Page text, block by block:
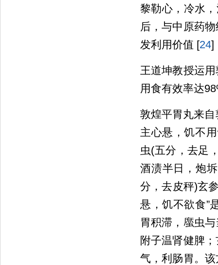
黎勒心，冷水
后，与中原药
发利用价值 [24]
王道坤教授运
用食有效率达
敦煌平胃丸来自
主心悬，饥不
虫(五分，去足
酒渍半日，炮
分，去皮秤)玄
悬，饥不欲食”
胃积滞，䗪虫
附子温肾健脾
气，利肠胃。